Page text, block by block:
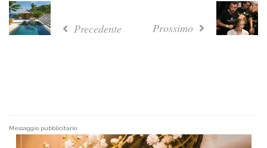
Precedente Prossimo
Messaggio pubblicitario